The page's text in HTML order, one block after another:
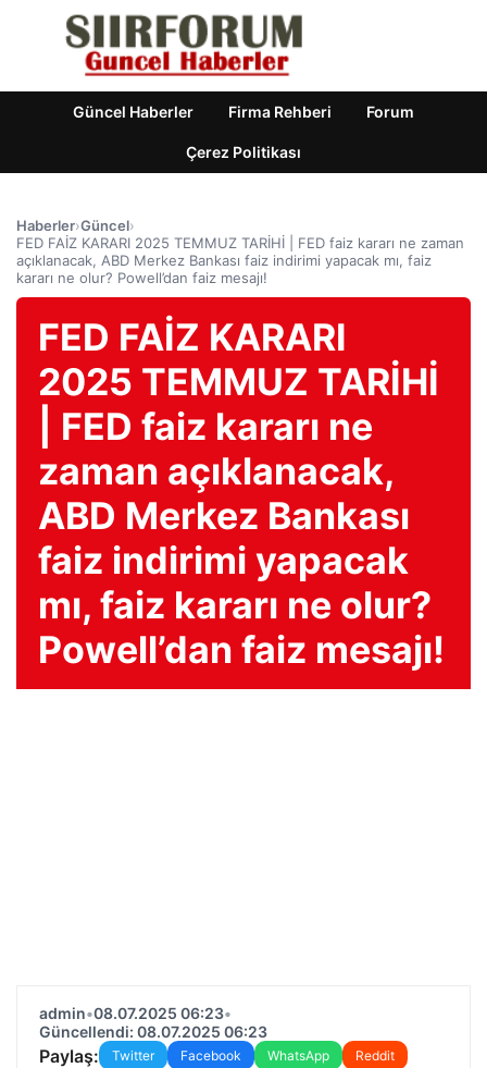
Güncel Haberler Firma Rehberi Forum
Çerez Politikası
Haberler›Güncel›
FED FAİZ KARARI 2025 TEMMUZ TARİHİ | FED faiz kararı ne zaman
açıklanacak, ABD Merkez Bankası faiz indirimi yapacak mı, faiz
kararı ne olur? Powell’dan faiz mesajı!
FED FAİZ KARARI
2025 TEMMUZ TARİHİ
| FED faiz kararı ne
zaman açıklanacak,
ABD Merkez Bankası
faiz indirimi yapacak
mı, faiz kararı ne olur?
Powell’dan faiz mesajı!
admin•08.07.2025 06:23•
Güncellendi: 08.07.2025 06:23
Paylaş: Twitter Facebook WhatsApp
Reddit